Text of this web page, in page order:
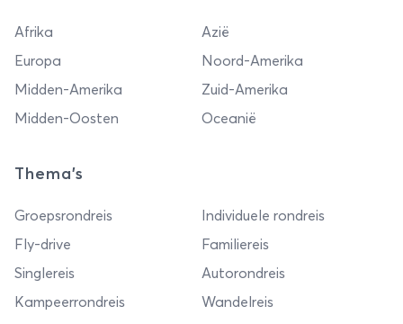
Afrika
Azië
Europa
Noord-Amerika
Midden-Amerika
Zuid-Amerika
Midden-Oosten
Oceanië
Thema's
Groepsrondreis
Individuele rondreis
Fly-drive
Familiereis
Singlereis
Autorondreis
Kampeerrondreis
Wandelreis